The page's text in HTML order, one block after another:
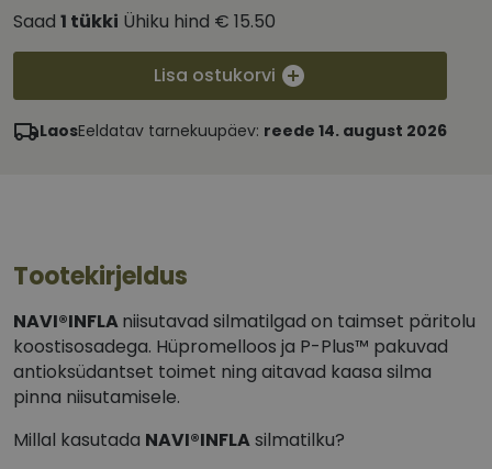
Saad 1 tükki Ühiku hind € 15.50
Lisa ostukorvi
LaosEeldatav tarnekuupäev: reede 14. august 2026
Tootekirjeldus
NAVI®INFLAniisutavad silmatilgad on taimset päritolu
koostisosadega. Hüpromelloos ja P-Plus™ pakuvad
antioksüdantset toimet ning aitavad kaasa silma
pinna niisutamisele.
Millal kasutada NAVI®INFLAsilmatilku?